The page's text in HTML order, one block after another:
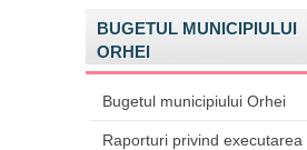
BUGETUL MUNICIPIULUI
ORHEI
Bugetul municipiului Orhei
Raporturi privind executarea